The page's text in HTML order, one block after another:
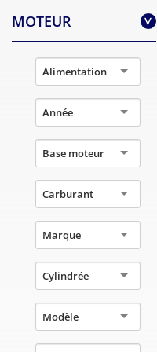
MOTEUR >
Alimentation
Année
Base moteur
Carburant
Marque
Cylindrée
Modèle